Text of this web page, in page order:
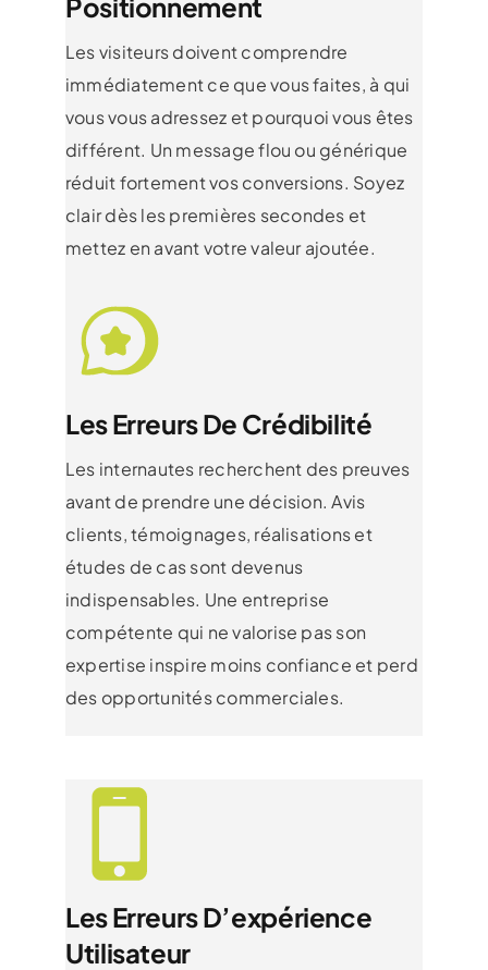
Les visiteurs doivent comprendre
immédiatement ce que vous faites, à qui
vous vous adressez et pourquoi vous êtes
différent. Un message flou ou générique
réduit fortement vos conversions. Soyez
clair dès les premières secondes et
mettez en avant votre valeur ajoutée.
LEs Erreurs De Crédibilité
Les internautes recherchent des preuves
avant de prendre une décision. Avis
clients, témoignages, réalisations et
études de cas sont devenus
indispensables. Une entreprise
compétente qui ne valorise pas son
expertise inspire moins confiance et perd
des opportunités commerciales.
Les Erreurs D’expérience
Utilisateur